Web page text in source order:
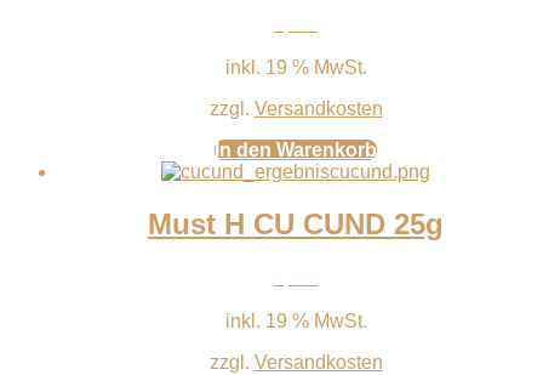
inkl. 19 % MwSt.
zzgl. Versandkosten
In den Warenkorb
Must H CU CUND 25g
inkl. 19 % MwSt.
zzgl. Versandkosten